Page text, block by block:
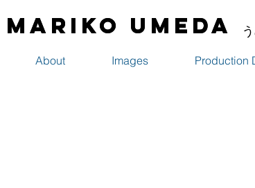
Mariko Umeda
Mariko Umeda
About Images Production